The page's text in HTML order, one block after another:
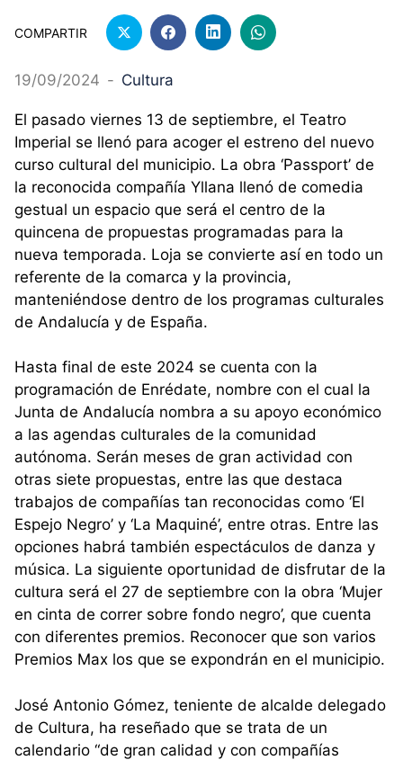
COMPARTIR
19/09/2024 - Cultura
El pasado viernes 13 de septiembre, el Teatro
Imperial se llenó para acoger el estreno del nuevo
curso cultural del municipio. La obra ‘Passport’ de
la reconocida compañía Yllana llenó de comedia
gestual un espacio que será el centro de la
quincena de propuestas programadas para la
nueva temporada. Loja se convierte así en todo un
referente de la comarca y la provincia,
manteniéndose dentro de los programas culturales
de Andalucía y de España.
Hasta final de este 2024 se cuenta con la
programación de Enrédate, nombre con el cual la
Junta de Andalucía nombra a su apoyo económico
a las agendas culturales de la comunidad
autónoma. Serán meses de gran actividad con
otras siete propuestas, entre las que destaca
trabajos de compañías tan reconocidas como ‘El
Espejo Negro’ y ‘La Maquiné’, entre otras. Entre las
opciones habrá también espectáculos de danza y
música. La siguiente oportunidad de disfrutar de la
cultura será el 27 de septiembre con la obra ‘Mujer
en cinta de correr sobre fondo negro’, que cuenta
con diferentes premios. Reconocer que son varios
Premios Max los que se expondrán en el municipio.
José Antonio Gómez, teniente de alcalde delegado
de Cultura, ha reseñado que se trata de un
calendario “de gran calidad y con compañías